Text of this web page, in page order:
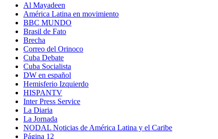
Al Mayadeen
América Latina en movimiento
BBC MUNDO
Brasil de Fato
Brecha
Correo del Orinoco
Cuba Debate
Cuba Socialista
DW en español
Hemisferio Izquierdo
HISPANTV
Inter Press Service
La Diaria
La Jornada
NODAL Noticias de América Latina y el Caribe
Página 12